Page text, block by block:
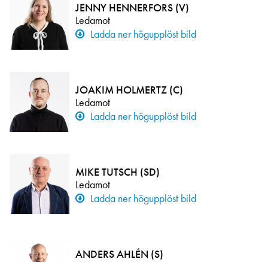
JENNY HENNERFORS (V)
Ledamot
Ladda ner högupplöst bild
JOAKIM HOLMERTZ (C)
Ledamot
Ladda ner högupplöst bild
MIKE TUTSCH (SD)
Ledamot
Ladda ner högupplöst bild
ANDERS AHLÉN (S)